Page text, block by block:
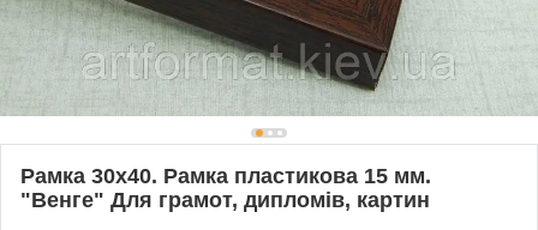
Рамка 30х40. Рамка пластикова 15 мм.
"Венге" Для грамот, дипломів, картин